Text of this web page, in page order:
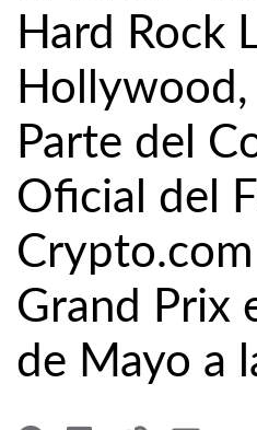
Hard Rock
Parte del
Oficial del
Grand Prix
de Mayo a